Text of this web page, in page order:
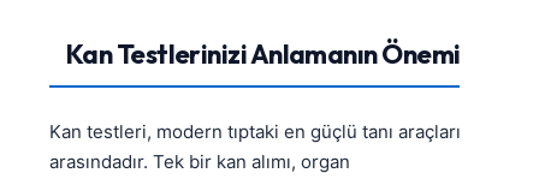
Kan Testlerinizi Anlamanın Önemi
Kan testleri, modern tıptaki en güçlü tanı araçları
arasındadır. Tek bir kan alımı, organ